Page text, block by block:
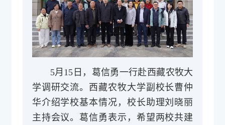
5月15日，葛信勇一行赴西藏农牧大
学调研交流。西藏农牧大学副校长曹仲
华介绍学校基本情况，校长助理刘晓丽
主持会议。葛信勇表示，希望两校共建